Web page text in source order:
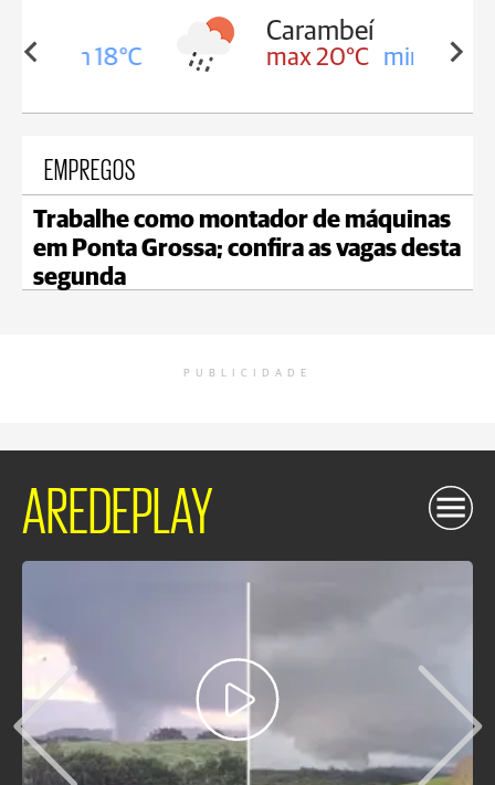
18°C
Carambeí
max 20°C min 18°C
EMPREGOS
Trabalhe como montador de máquinas
em Ponta Grossa; confira as vagas desta
segunda
PUBLICIDADE
AREDEPLAY